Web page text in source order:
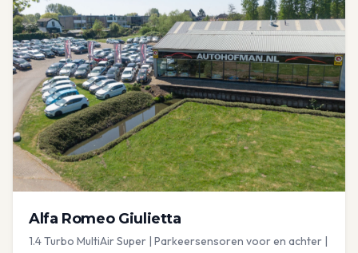
Alfa Romeo Giulietta
1.4 Turbo MultiAir Super | Parkeersensoren voor en achter |